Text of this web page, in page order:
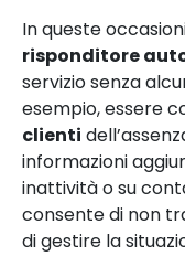
In queste
risponditore
servizio senza
esempio, essere
clienti
informazioni
inattività o su
consente di non
di gestire la